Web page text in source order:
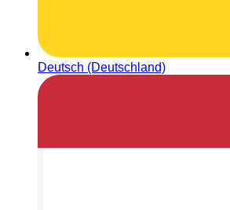
Deutsch (Deutschland)